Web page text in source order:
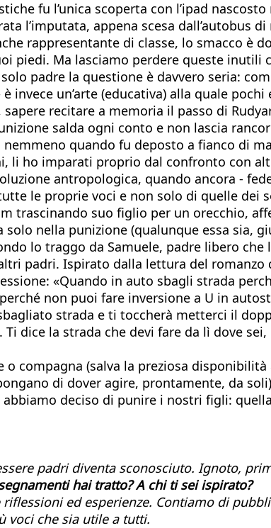
fu l’unica scoperta con l’ipad
l’imputata, appena scesa dall’autobus
rappresentante di classe, lo smacco è
piedi. Ma lasciamo perdere queste
padre la questione è davvero seria:
un’arte (educativa) alla quale
recitare a memoria il passo di
salda ogni conto e non lascia
quando fu deposto a fianco di
li ho imparati proprio dal confronto con
antropologica, quando ancora -
le proprie voci e non solo di quelle dei
trascinando suo figlio per un orecchio,
nella punizione (qualunque essa sia,
lo traggo da Samuele, padre libero che
padri. Ispirato dalla lettura del romanzo
«Quando in auto sbagli strada
non puoi fare inversione a U in
strada e ti toccherà metterci il
dice la strada che devi fare da lì dove
compagna (salva la preziosa
di dover agire, prontamente, da
deciso di punire i nostri figli:
padri diventa sconosciuto. Ignoto,
hai tratto? A chi ti sei ispirato?
ed esperienze. Contiamo di
voci che sia utile a tutti.